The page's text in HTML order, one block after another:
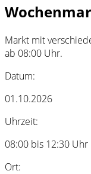
Markt mit
ab 08:00 Uhr.
Datum:
01.10.2026
Uhrzeit:
08:00 bis 12:30 Uhr
Ort: